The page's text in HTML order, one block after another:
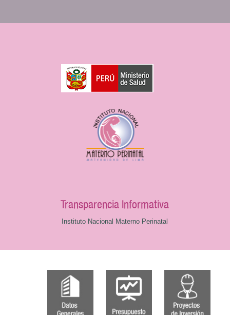
Transparencia Informativa
Instituto Nacional Materno Perinatal